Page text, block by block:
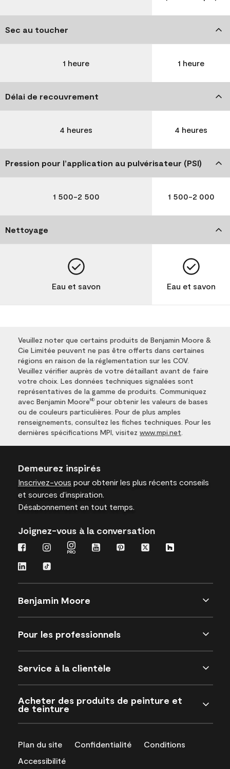
Sec au toucher
1 heure 1 heure
Délai de recouvrement
4 heures 4 heures
Pression pour l’application au pulvérisateur (PSI)
1 500-2 500 1 500-2 000
Nettoyage
Eau et savon Eau et savon
Veuillez noter que certains produits de Benjamin Moore &
Cie Limitée peuvent ne pas être offerts dans certaines
régions en raison de la réglementation sur les COV.
Veuillez vérifier auprès de votre détaillant avant de faire
votre choix. Les données techniques signalées sont
représentatives de la gamme de produits. Communiquez
avec Benjamin Moore MD pour obtenir les valeurs de bases
ou de couleurs particulières. Pour de plus amples
renseignements, consultez les fiches techniques. Pour les
dernières spécifications MPI, visitez www.mpi.net
Demeurez inspirés
Inscrivez-vous pour obtenir les plus récents conseils
et sources d’inspiration.
Désabonnement en tout temps.
Joignez-vous à la conversation
Benjamin Moore
Pour les professionnels
Service à la clientèle
Acheter des produits de peinture et
de teinture
Plan du site Confidentialité
Conditions
Accessibilité